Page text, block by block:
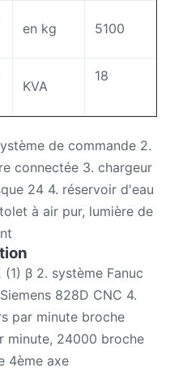
en kg 5100
KVA
18
de commande 2.
connectée 3. chargeur
24 4. réservoir d'eau
à air pur, lumière de
(1) β 2. système Fanuc
828D CNC 4.
par minute broche
minute, 24000 broche
4ème axe